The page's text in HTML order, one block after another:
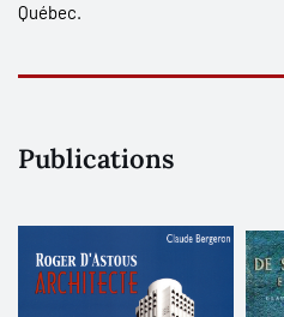
Québec.
Publications